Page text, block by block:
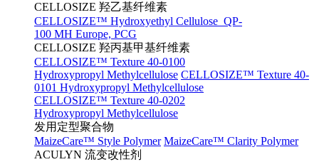
CELLOSIZE 羟乙基纤维素
CELLOSIZE™ Hydroxyethyl Cellulose QP-
100 MH Europe, PCG
CELLOSIZE 羟丙基甲基纤维素
CELLOSIZE™ Texture 40-0100
Hydroxypropyl Methylcellulose CELLOSIZE™ Texture 40-
0101 Hydroxypropyl Methylcellulose
CELLOSIZE™ Texture 40-0202
Hydroxypropyl Methylcellulose
发用定型聚合物
MaizeCare™ Style Polymer MaizeCare™ Clarity Polymer
ACULYN 流变改性剂